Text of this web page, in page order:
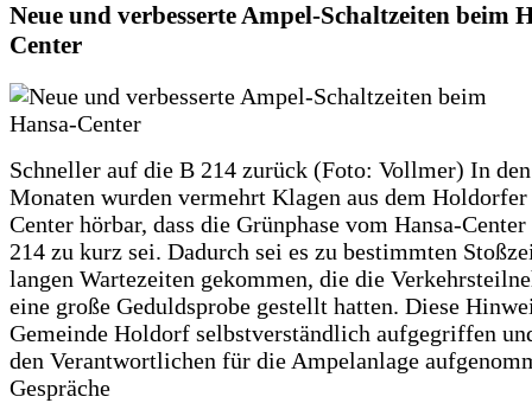
Neue und verbesserte Ampel-Schaltzeiten beim
Center
Schneller auf die B 214 zurück (Foto: Vollmer) In
Monaten wurden vermehrt Klagen aus dem Holdorfer
Center hörbar, dass die Grünphase vom Hansa-
214 zu kurz sei. Dadurch sei es zu bestimmten
langen Wartezeiten gekommen, die die
eine große Geduldsprobe gestellt hatten. Diese
Gemeinde Holdorf selbstverständlich aufgegriffen
den Verantwortlichen für die Ampelanlage
Gespräche